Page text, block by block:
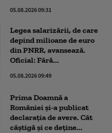
05.08.2026 09:31
Legea salarizării, de care
depind milioane de euro
din PNRR, avansează.
Oficial: Fără...
05.08.2026 09:49
Prima Doamnă a
României și-a publicat
declarația de avere. Cât
câștigă și ce deține...